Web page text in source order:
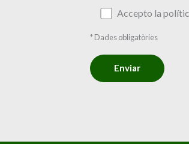
Accepto la
* Dades obligatòries